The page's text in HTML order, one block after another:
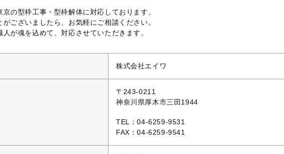
京の型枠工事・型枠解体に対応しております。
がございましたら、お気軽にご相談ください。
人が魂を込めて、対応させていただきます。
株式会社エイワ
〒243-0211
神奈川県厚木市三田1944
TEL：04-6259-9531
FAX：04-6259-9541